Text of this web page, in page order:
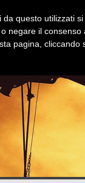
questo utilizzati
negare il
pagina,